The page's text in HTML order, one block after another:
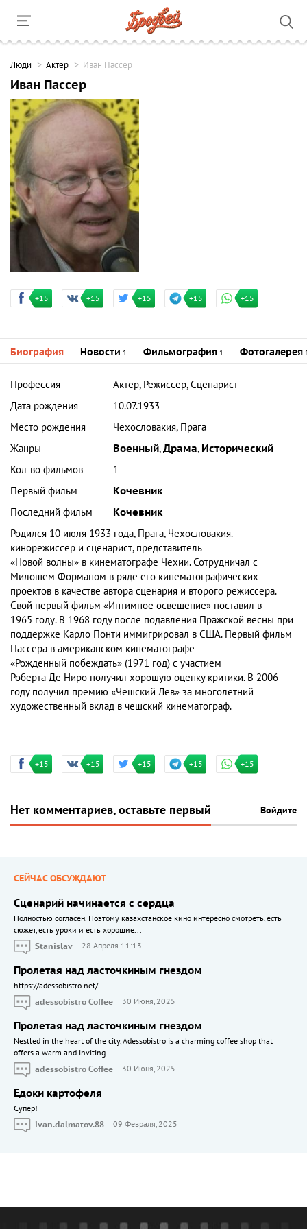
Люди Актер Иван Пассер
Иван Пассер
+15 +15 +15 +15 +15
Биография Новости 1 Фильмография 1 Фотогалерея
Профессия
Актер, Режиссер, Сценарист
Дата рождения
10.07.1933
Место рождения
Чехословакия, Прага
Жанры
Военный,Драма, Исторический
Кол-во фильмов
1
Первый фильм
Кочевник
Последний фильм
Кочевник
Родился 10 июля 1933 года, Прага, Чехословакия.
кинорежиссёр и сценарист, представитель
«Новой волны» в кинематографе Чехии. Сотрудничал с
Милошем Форманом в ряде его кинематографических
проектов в качестве автора сценария и второго режиссёра.
Свой первый фильм «Интимное освещение» поставил в
1965 году. В 1968 году после подавления Пражской весны при
поддержке Карло Понти иммигрировал в США. Первый фильм
Пассера в американском кинематографе
«Рождённый побеждать» (1971 год) с участием
Роберта Де Ниро получил хорошую оценку критики. В 2006
году получил премию «Чешский Лев» за многолетний
художественный вклад в чешский кинематограф.
+15 +15 +15 +15 +15
Нет комментариев, оставьте первый Войдите
СЕЙЧАС ОБСУЖДАЮТ
Сценарий начинается с сердца
Полностью согласен. Поэтому казахстанское кино интересно смотреть, есть
сюжет, есть уроки и есть хорошие...
Stanislav
28 Апреля 11:13
Пролетая над ласточкиным гнездом
https://adessobistro.net/
adessobistro Coffee
30 Июня, 2025
Пролетая над ласточкиным гнездом
Nestled in the heart of the city, Adessobistro is a charming coffee shop that
offers a warm and inviting...
adessobistro Coffee
30 Июня, 2025
Едоки картофеля
Cупер!
ivan.dalmatov.88
09 Февраля, 2025